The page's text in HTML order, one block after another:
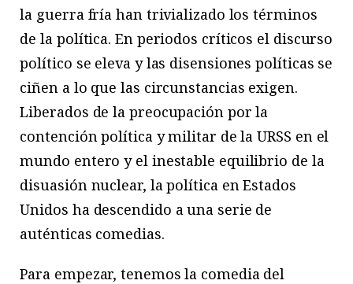
la guerra fría han trivializado los términos
de la política. En periodos críticos el discurso
político se eleva y las disensiones políticas se
ciñen a lo que las circunstancias exigen.
Liberados de la preocupación por la
contención política y militar de la URSS en el
mundo entero y el inestable equilibrio de la
disuasión nuclear, la política en Estados
Unidos ha descendido a una serie de
auténticas comedias.
Para empezar, tenemos la comedia del